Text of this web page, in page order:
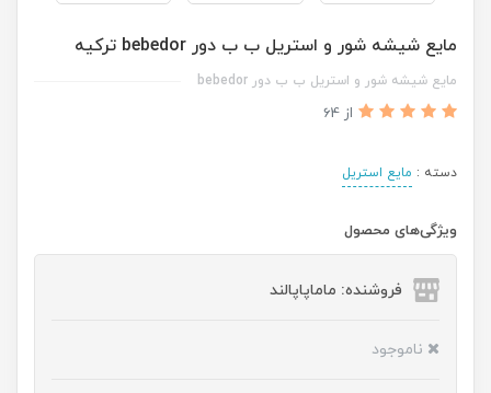
مایع شیشه شور و استریل ب ب دور bebedor ترکیه
مایع شیشه شور و استریل ب ب دور bebedor
از 64
دسته : مایع استریل
ویژگی‌های محصول
فروشنده: ماماپاپالند
ناموجود